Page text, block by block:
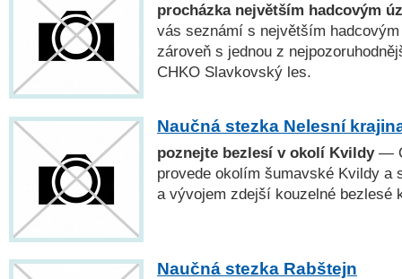
procházka největším hadcovým
vás seznámí s největším
zároveň s jednou z
CHKO Slavkovský les.
Naučná stezka Nelesní
poznejte bezlesí v okolí Kvildy—
provede okolím šumavské Kvildy a
a vývojem zdejší kouzelné bezlesé
Naučná stezka Rabštejn